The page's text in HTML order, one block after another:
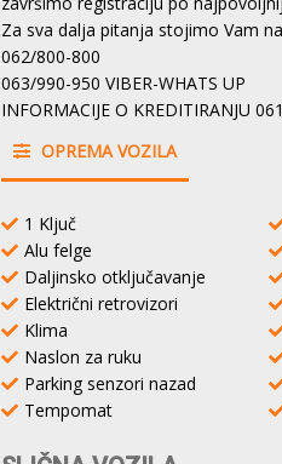
Za sva dalja pitanja stojimo Vam
062/800-800
063/990-950 VIBER-WHATS UP
INFORMACIJE O KREDITIRANJU
OPREMA VOZILA
1 Ključ
Alu felge
Daljinsko otključavanje
Električni retrovizori
Klima
Naslon za ruku
Parking senzori nazad
Tempomat